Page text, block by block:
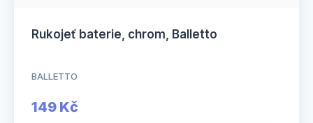
Rukojeť baterie, chrom, Balletto
BALLETTO
149 Kč